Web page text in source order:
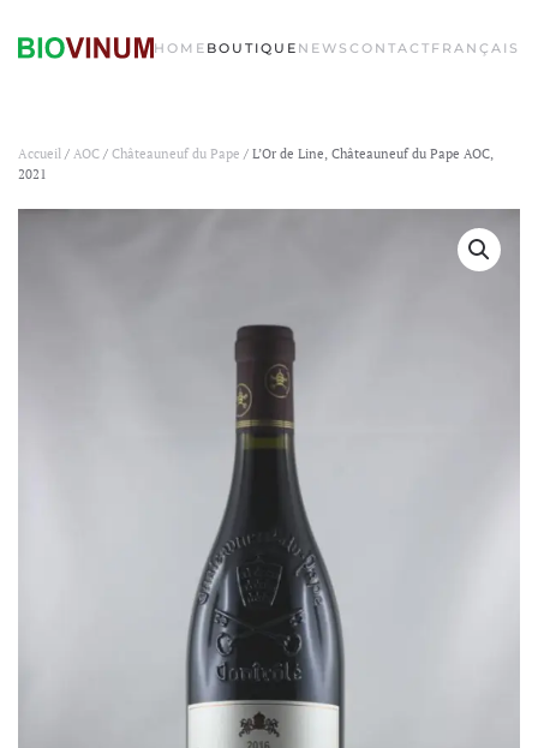
HOME BOUTIQUE NEWS CONTACT FRANÇAIS
Accueil / AOC / Châteauneuf du Pape / L’Or de Line, Châteauneuf du Pape AOC,
2021